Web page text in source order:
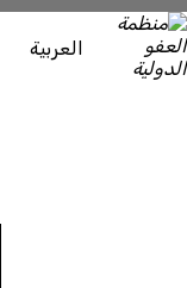
العربية